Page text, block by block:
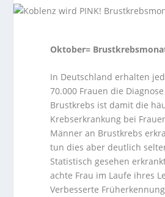
Oktober=
In Deutschland erhalten
70.000 Frauen die
Brustkrebs ist damit die
Krebserkrankung bei
Männer an Brustkrebs
tun dies aber deutlich
Statistisch gesehen
achte Frau im Laufe ihres
Verbesserte